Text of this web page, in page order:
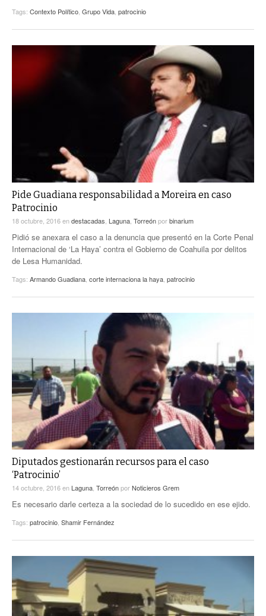
Tags: Contexto Político, Grupo Vida, patrocinio
Pide Guadiana responsabilidad a Moreira en caso
Patrocinio
18 octubre, 2016endestacadas Laguna Torreónporbinarium
Pidió se anexara el caso a la denuncia que presentó en la Corte Penal
Internacional de ‘La Haya’ contra el Gobierno de Coahuila por delitos
de Lesa Humanidad.
Tags: Armando Guadiana corte internaciona la haya patrocinio
Diputados gestionarán recursos para el caso
‘Patrocinio’
14 octubre, 2016en Laguna, TorreónporNoticieros Grem
Es necesario darle certeza a la sociedad de lo sucedido en ese ejido.
Tags: patrocinio, Shamir Fernández